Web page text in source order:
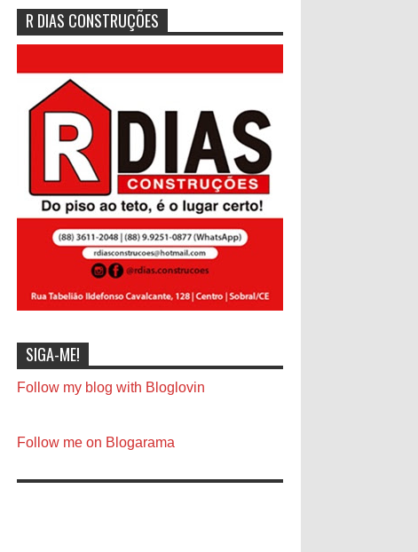
R DIAS CONSTRUÇÕES
SIGA-ME!
Follow my blog with Bloglovin
Follow me on Blogarama